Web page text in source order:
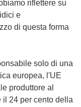
riflettere su
e
di questa forma
solo di una
europea, l'UE
produttore al
il 24 per cento della